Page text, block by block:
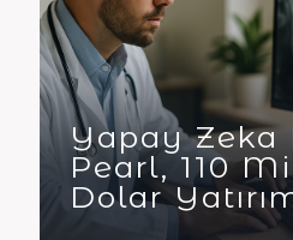
Yapay Zeka
Pearl, 110
Dolar